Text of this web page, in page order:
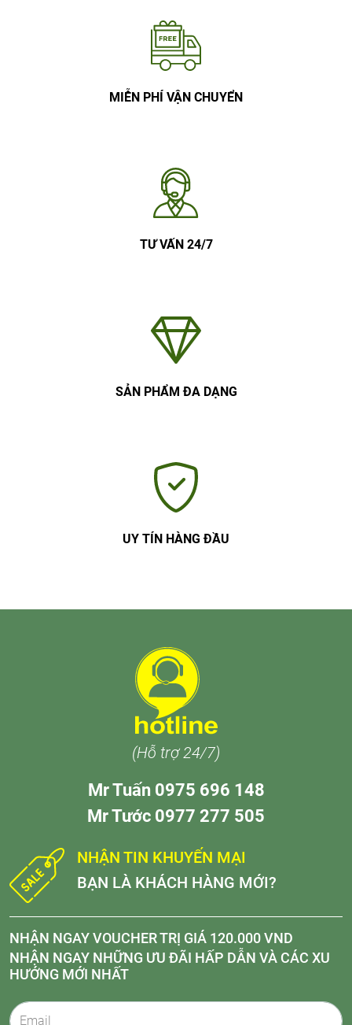
MIỄN PHÍ VẬN CHUYỂN
TƯ VẤN 24/7
SẢN PHẨM ĐA DẠNG
UY TÍN HÀNG ĐẦU
(Hỗ trợ 24/7)
Mr Tuấn 0975 696 148
Mr Tước 0977 277 505
NHẬN TIN KHUYẾN MẠI
BẠN LÀ KHÁCH HÀNG MỚI?
NHẬN NGAY VOUCHER TRỊ GIÁ 120.000 VND
NHẬN NGAY NHỮNG ƯU ĐÃI HẤP DẪN VÀ CÁC XU
HƯỚNG MỚI NHẤT